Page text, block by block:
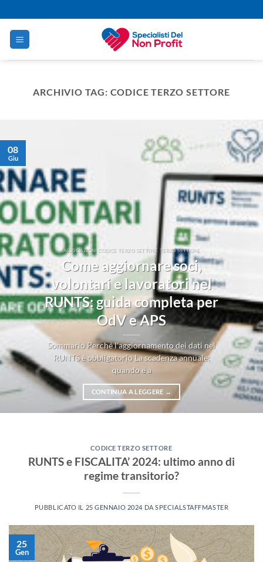
ai
contenuti
ARCHIVIO TAG: CODICE TERZO SETTORE
ASSOCIAZIONI CODICE TERZO SETTORE TERZO SETTORE
Come aggiornare soci,
volontari e lavoratori nel
RUNTS: guida completa per
OdV e APS
Sommario Perché l’aggiornamento dei dati nel
RUNTS è obbligatorio La scadenza annuale:
quando e a
CONTINUA A LEGGERE →
08
Giu
CODICE TERZO SETTORE
RUNTS e FISCALITA’ 2024: ultimo anno di
regime transitorio?
PUBBLICATO IL 25 GENNAIO 2024 DASPECIALSTAFFMASTER
25
Gen